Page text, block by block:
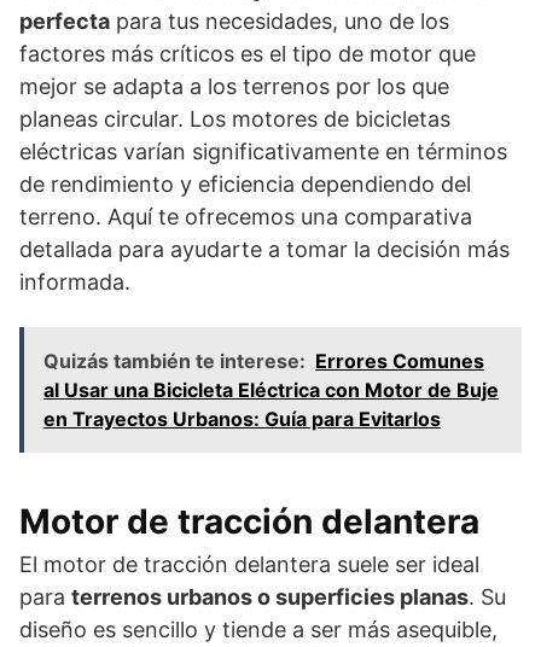
perfecta para tus necesidades, uno de los
factores más críticos es el tipo de motor que
mejor se adapta a los terrenos por los que
planeas circular. Los motores de bicicletas
eléctricas varían significativamente en términos
de rendimiento y eficiencia dependiendo del
terreno. Aquí te ofrecemos una comparativa
detallada para ayudarte a tomar la decisión más
informada.
Quizás también te interese: Errores Comunes
al Usar una Bicicleta Eléctrica con Motor de Buje
en Trayectos Urbanos: Guía para Evitarlos
Motor de tracción delantera
El motor de tracción delantera suele ser ideal
para terrenos urbanos o superficies planas. Su
diseño es sencillo y tiende a ser más asequible,